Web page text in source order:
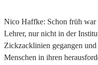
Nico Haffke: Schon früh war
Lehrer, nur nicht in der
Zickzacklinien gegangen
Menschen in ihren